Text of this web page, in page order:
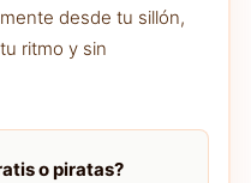
desde tu sillón,
ritmo y sin
o piratas?